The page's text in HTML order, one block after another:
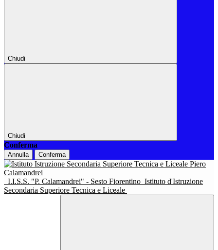
Chiudi
Chiudi
Conferma
Annulla Conferma
I.I.S.S. "P. Calamandrei" - Sesto Fiorentino Istituto d'Istruzione
Secondaria Superiore Tecnica e Liceale